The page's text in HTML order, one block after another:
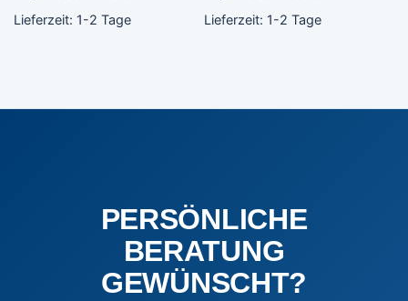
Lieferzeit: 1-2 Tage
Lieferzeit: 1-2 Tage
PERSÖNLICHE
BERATUNG
GEWÜNSCHT?